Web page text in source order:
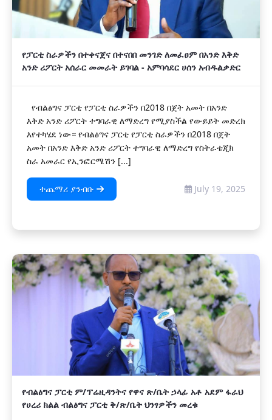
የፓርቲ ስራዎችን በተቀናጀና በተናበበ መንገድ ለመፈፀም በአንድ እቅድ
አንድ ሪፖርት አሰራር መመራት ይገባል - አምባሳደር ሀሰን አብዱልቃድር
የብልፅግና ፓርቲ የፓርቲ ስራዎችን በ2018 በጀት አመት በአንድ
እቅድ አንድ ሪፖርት ተግባራዊ ለማድረግ የሚያስችል የውይይት መድረክ
እየተካሄደ ነው። የብልፅግና ፓርቲ የፓርቲ ስራዎችን በ2018 በጀት
አመት በአንድ እቅድ አንድ ሪፖርት ተግባራዊ ለማድረግ የስትራቴጂክ
ስራ አመራር የኢንፎርሜሽን [...]
ተጨማሪ ያንብቡ July 19, 2025
የብልፅግና ፓርቲ ም/ፕሬዚዳንትና የዋና ጽ/ቤት ኃላፊ አቶ አደም ፋራህ
የሀረሪ ክልል ብልፅግና ፓርቲ ቅ/ጽ/ቤት ህንፃዎችን መረቁ